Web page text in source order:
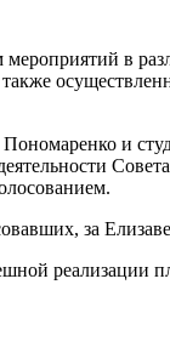
мероприятий в
также
и
за
реализации